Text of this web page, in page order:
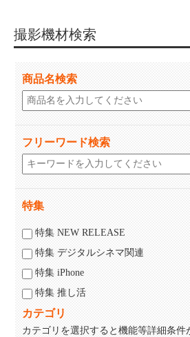
撮影機材検索
商品名検索
フリーワード検索
特集
特集 NEW RELEASE
特集 デジタルシネマ関連
特集 iPhone
特集 推し活
カテゴリ
カテゴリを選択すると機能等詳細条件